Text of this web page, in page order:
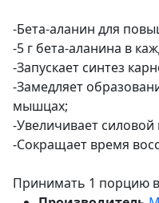
-Бета-аланин для
-5 г бета-аланина в
-Запускает синтез
-Замедляет
мышцах;
-Увеличивает
-Сокращает время
Принимать 1 порцию